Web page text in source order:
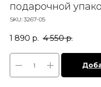
подарочной
SKU: 3267-05
1 890 р. 4 550 р.